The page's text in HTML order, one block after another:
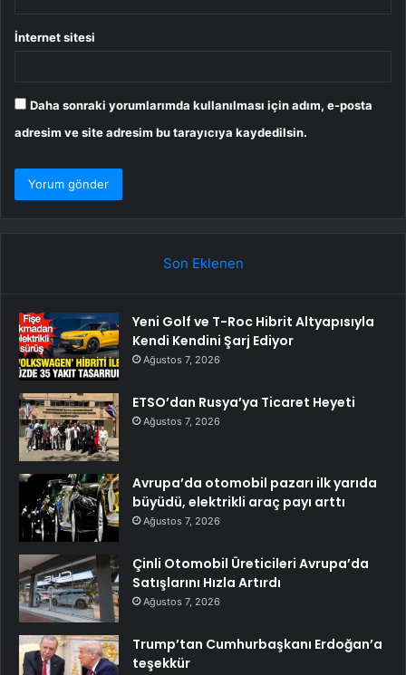
İnternet sitesi
Daha sonraki yorumlarımda kullanılması için adım, e-posta
adresim ve site adresim bu tarayıcıya kaydedilsin.
Son Eklenen
Yeni Golf ve T-Roc Hibrit Altyapısıyla
Kendi Kendini Şarj Ediyor
Ağustos 7, 2026
ETSO’dan Rusya’ya Ticaret Heyeti
Ağustos 7, 2026
Avrupa’da otomobil pazarı ilk yarıda
büyüdü, elektrikli araç payı arttı
Ağustos 7, 2026
Çinli Otomobil Üreticileri Avrupa’da
Satışlarını Hızla Artırdı
Ağustos 7, 2026
Trump’tan Cumhurbaşkanı Erdoğan’a
teşekkür